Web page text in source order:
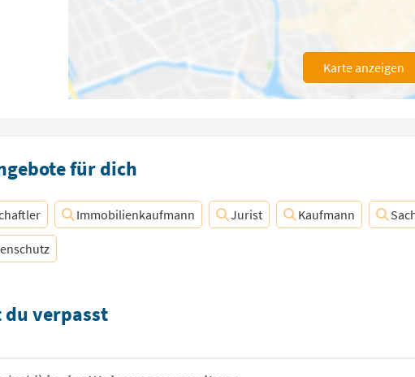
Karte anzeigen
für dich
Immobilienkaufmann Jurist Kaufmann
du verpasst